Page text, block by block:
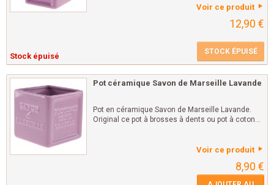
Voir ce produit
12,90 €
Stock épuisé STOCK ÉPUISÉ
Pot céramique Savon de Marseille Lavande
Pot en céramique Savon de Marseille Lavande.
Original ce pot à brosses à dents ou pot à coton...
Voir ce produit
8,90 €